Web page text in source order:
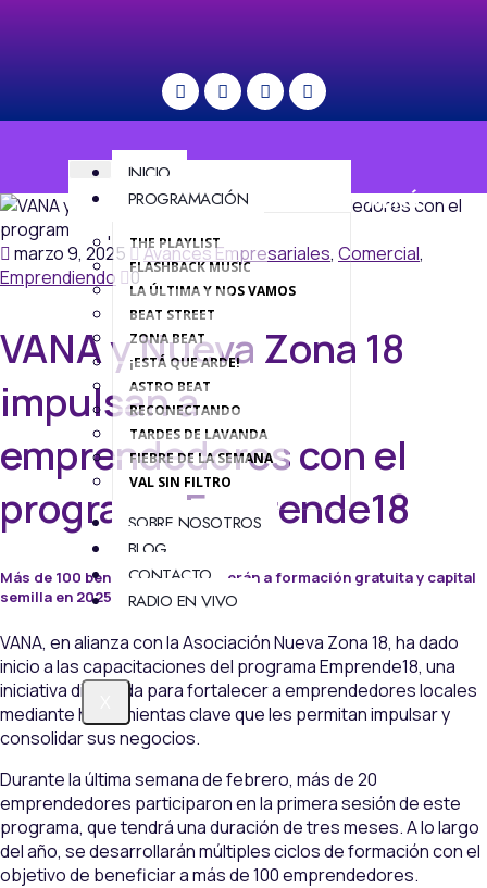
INICIO
PROGRAMACIÓN
THE PLAYLIST
FLASHBACK MUSIC
LA ÚLTIMA Y NOS VAMOS
BEAT STREET
ZONA BEAT
¡ESTÁ QUE ARDE!
ASTRO BEAT
RECONECTANDO
TARDES DE LAVANDA
FIEBRE DE LA SEMANA
VAL SIN FILTRO
SOBRE NOSOTROS
BLOG
CONTACTO
RADIO EN VIVO
MENÚ
marzo 9, 2025 Avances Empresariales, Comercial,
Emprendiendo
0
VANA y Nueva Zona 18
impulsan a
emprendedores con el
programa Emprende18
Más de 100 beneficiados accederán a formación gratuita y capital
semilla en 2025.
VANA, en alianza con la Asociación Nueva Zona 18, ha dado
inicio a las capacitaciones del programa Emprende18, una
iniciativa diseñada para fortalecer a emprendedores locales
mediante herramientas clave que les permitan impulsar y
consolidar sus negocios.
Durante la última semana de febrero, más de 20
emprendedores participaron en la primera sesión de este
programa, que tendrá una duración de tres meses. A lo largo
del año, se desarrollarán múltiples ciclos de formación con el
objetivo de beneficiar a más de 100 emprendedores.